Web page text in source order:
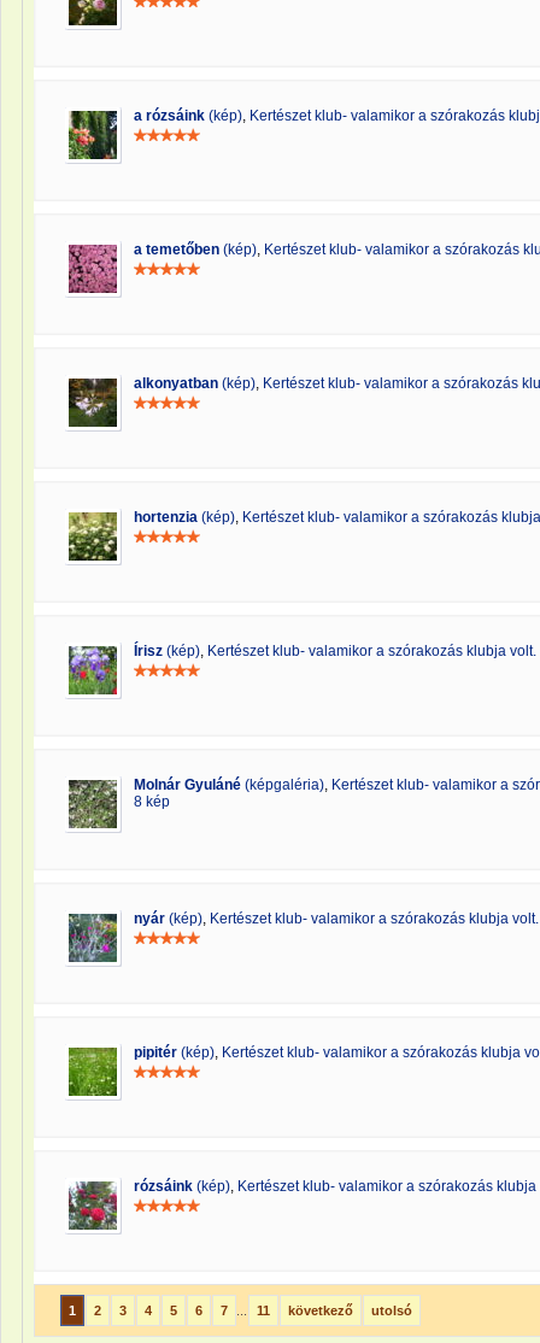
a rózsáink (kép), Kertészet klub- valamikor a szórakozás
a temetőben (kép), Kertészet klub- valamikor a szórakozás
alkonyatban (kép), Kertészet klub- valamikor a szórakozás
hortenzia (kép), Kertészet klub- valamikor a szórakozás
Írisz (kép), Kertészet klub- valamikor a szórakozás klubja volt.
Molnár Gyuláné (képgaléria), Kertészet klub- valamikor a
8 kép
nyár (kép), Kertészet klub- valamikor a szórakozás klubja volt.
pipitér (kép), Kertészet klub- valamikor a szórakozás klubja
rózsáink (kép), Kertészet klub- valamikor a szórakozás klubja
1 2 3 4 5 6 7 11 következő utolsó